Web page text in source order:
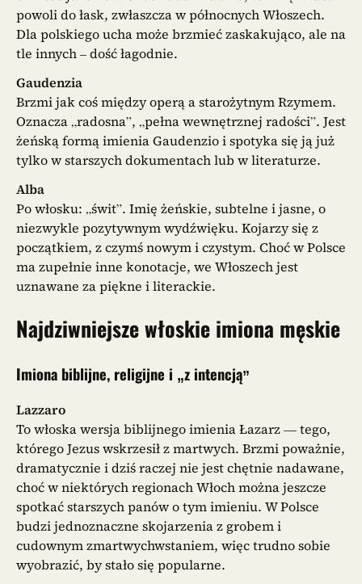
powoli do łask, zwłaszcza w północnych Włoszech.
Dla polskiego ucha może brzmieć zaskakująco, ale na
tle innych – dość łagodnie.
Gaudenzia
Brzmi jak coś między operą a starożytnym Rzymem.
Oznacza „radosna”, „pełna wewnętrznej radości”. Jest
żeńską formą imienia Gaudenzio i spotyka się ją już
tylko w starszych dokumentach lub w literaturze.
Alba
Po włosku: „świt”. Imię żeńskie, subtelne i jasne, o
niezwykle pozytywnym wydźwięku. Kojarzy się z
początkiem, z czymś nowym i czystym. Choć w Polsce
ma zupełnie inne konotacje, we Włoszech jest
uznawane za piękne i literackie.
Najdziwniejsze włoskie imiona męskie
Imiona biblijne, religijne i „z intencją”
Lazzaro
To włoska wersja biblijnego imienia Łazarz — tego,
którego Jezus wskrzesił z martwych. Brzmi poważnie,
dramatycznie i dziś raczej nie jest chętnie nadawane,
choć w niektórych regionach Włoch można jeszcze
spotkać starszych panów o tym imieniu. W Polsce
budzi jednoznaczne skojarzenia z grobem i
cudownym zmartwychwstaniem, więc trudno sobie
wyobrazić, by stało się popularne.